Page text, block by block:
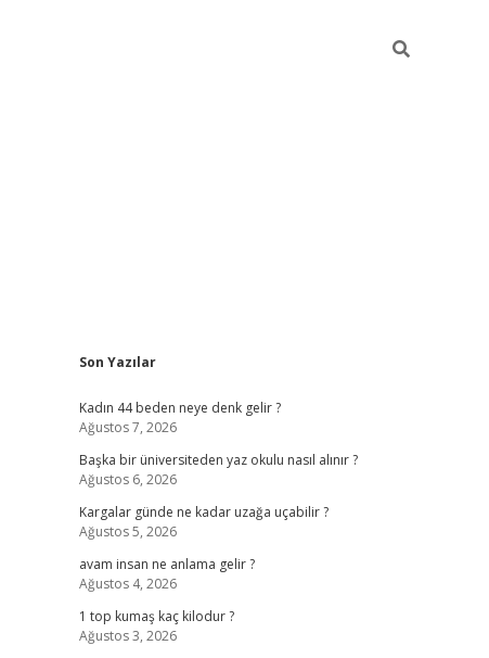
Sidebar
Son Yazılar
Kadın 44 beden neye denk gelir ?
Ağustos 7, 2026
Başka bir üniversiteden yaz okulu nasıl alınır ?
Ağustos 6, 2026
Kargalar günde ne kadar uzağa uçabilir ?
Ağustos 5, 2026
avam insan ne anlama gelir ?
Ağustos 4, 2026
1 top kumaş kaç kilodur ?
Ağustos 3, 2026